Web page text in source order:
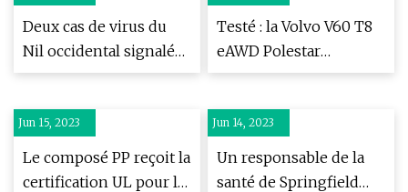
Deux cas de virus du
Nil occidental signalés
dans le Suffolk
Testé : la Volvo V60 T8
eAWD Polestar
Engineered 2024
Jun 15, 2023
Le composé PP reçoit la
certification UL pour la
Jun 14, 2023
Un responsable de la
santé de Springfield